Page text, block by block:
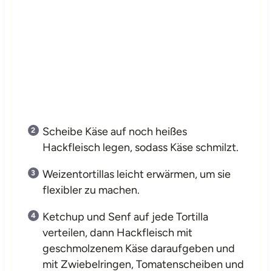
Scheibe Käse auf noch heißes
Hackfleisch legen, sodass Käse schmilzt.
Weizentortillas leicht erwärmen, um sie
flexibler zu machen.
Ketchup und Senf auf jede Tortilla
verteilen, dann Hackfleisch mit
geschmolzenem Käse daraufgeben und
mit Zwiebelringen, Tomatenscheiben und